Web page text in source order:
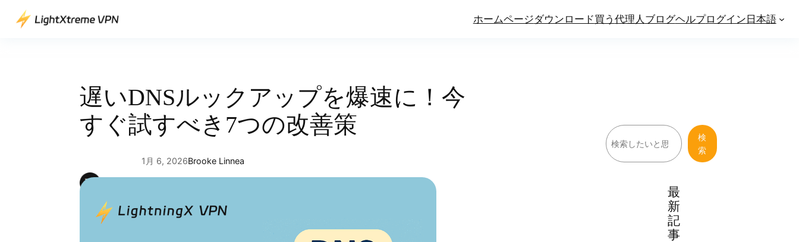
ホームページダウンロード買う 代理人 ブログヘルプログイン日本語
遅いDNSルックアップを爆速に！今
すぐ試すべき7つの改善策
1月 6, 2026Brooke Linnea
検
索
検
索
最
新
記
事